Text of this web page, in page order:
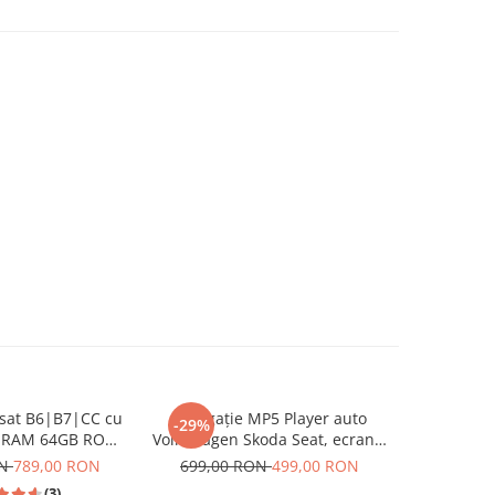
B6|B7|CC cu
64GB ROM,
si Android Auto
789,00 RON
-29%
Navigație MP5 Player auto
Volkswagen Skoda Seat, ecran 7
inch, CarPlay și Android Auto
699,00 RON499,00 RON